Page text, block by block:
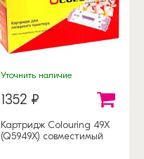
Уточнить наличие
1352 ₽
Картридж Colouring 49X
(Q5949X) совместимый